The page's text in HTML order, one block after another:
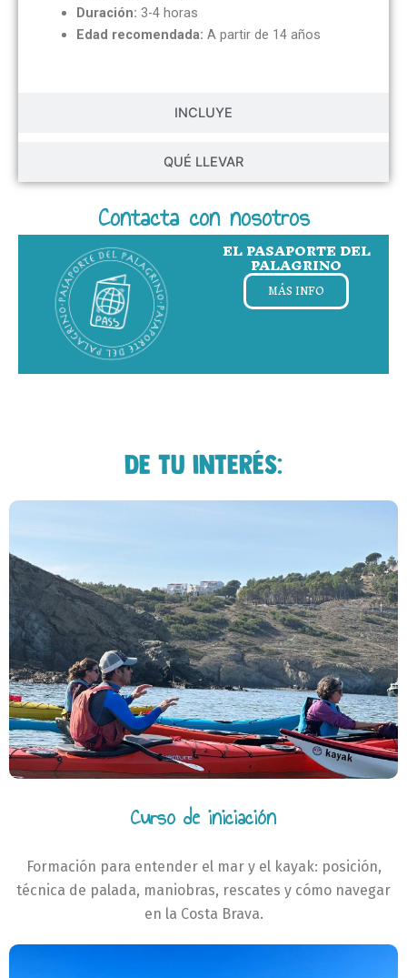
INCLUYE
QUÉ LLEVAR
Duración: 3-4 horas
Edad recomendada: A partir de 14 años
Contacta con nosotros
EL PASAPORTE DEL
PALAGRINO
MÁS INFO
De tu interés:
Curso de iniciación
Formación para entender el mar y el kayak: posición,
técnica de palada, maniobras, rescates y cómo navegar
en la Costa Brava.